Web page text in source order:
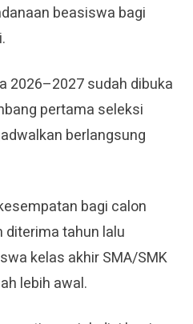
beasiswa bagi
2026–2027 sudah dibuka
pertama seleksi
berlangsung
bagi calon
tahun lalu
kelas akhir SMA/SMK
lebih awal.